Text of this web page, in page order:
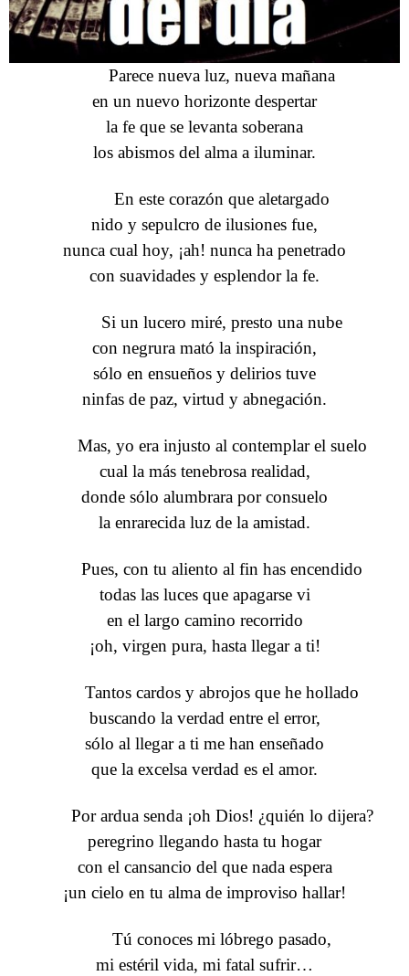
Parece nueva luz, nueva mañana
en un nuevo horizonte despertar
la fe que se levanta soberana
los abismos del alma a iluminar.
En este corazón que aletargado
nido y sepulcro de ilusiones fue,
nunca cual hoy, ¡ah! nunca ha penetrado
con suavidades y esplendor la fe.
Si un lucero miré, presto una nube
con negrura mató la inspiración,
sólo en ensueños y delirios tuve
ninfas de paz, virtud y abnegación.
Mas, yo era injusto al contemplar el suelo
cual la más tenebrosa realidad,
donde sólo alumbrara por consuelo
la enrarecida luz de la amistad.
Pues, con tu aliento al fin has encendido
todas las luces que apagarse vi
en el largo camino recorrido
¡oh, virgen pura, hasta llegar a ti!
Tantos cardos y abrojos que he hollado
buscando la verdad entre el error,
sólo al llegar a ti me han enseñado
que la excelsa verdad es el amor.
Por ardua senda ¡oh Dios! ¿quién lo dijera?
peregrino llegando hasta tu hogar
con el cansancio del que nada espera
¡un cielo en tu alma de improviso hallar!
Tú conoces mi lóbrego pasado,
mi estéril vida, mi fatal sufrir…